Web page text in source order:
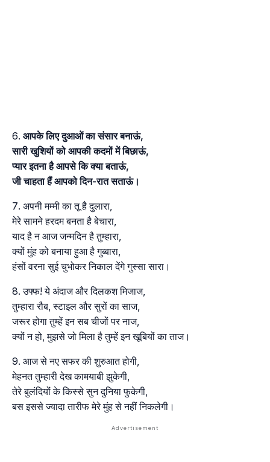
आपके लिए दुआओं का संसार बनाऊं,
सारी खुशियों को आपकी कदमों में बिछाऊं,
प्यार इतना है आपसे कि क्या बताऊं,
जी चाहता हैं आपको दिन-रात सताऊं।
अपनी मम्मी का तू है दुलारा,
मेरे सामने हरदम बनता है बेचारा,
याद है न आज जन्मदिन है तुम्हारा,
क्यों मुंह को बनाया हुआ है गुब्बारा,
हंसों वरना सुई चुभोकर निकाल देंगे गुस्सा सारा।
उफ्फ! ये अंदाज और दिलकश मिजाज,
तुम्हारा रौब, स्टाइल और सुरों का साज,
जरूर होगा तुम्हें इन सब चीजों पर नाज,
क्यों न हो, मुझसे जो मिला है तुम्हें इन खूबियों का ताज।
आज से नए सफर की शुरुआत होगी,
मेहनत तुम्हारी देख कामयाबी झुकेगी,
तेरे बुलंदियोंं के किस्से सुन दुनिया फुकेगी,
बस इससे ज्यादा तारीफ मेरे मुंह से नहीं निकलेगी।